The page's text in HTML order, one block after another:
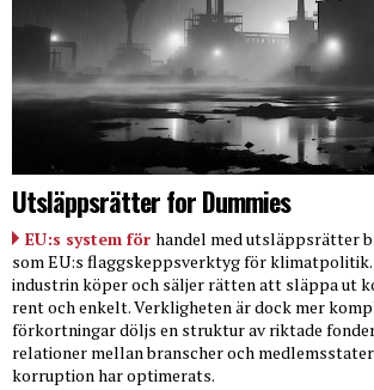
Utsläppsrätter for Dummies
EU:s system för handel med utsläppsrätter
som EU:s flaggskeppsverktyg för
industrin köper och säljer rätten att släppa ut
rent och enkelt. Verkligheten är dock mer
förkortningar döljs en struktur av riktade
relationer mellan branscher och
korruption har optimerats.